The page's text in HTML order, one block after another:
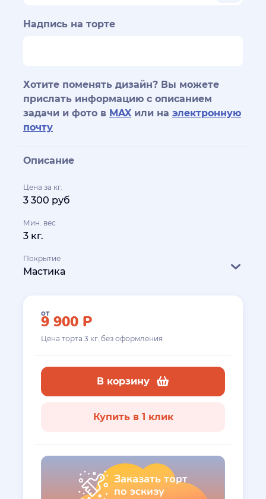
Надпись на торте
Хотите поменять дизайн? Вы можете
прислать информацию с описанием
задачи и фото в MAX или на электронную
почту
Описание
Цена за кг.
3 300 руб
Мин. вес
3 кг.
Покрытие
Мастика
от
9 900 Р
Цена торта 3 кг. без оформления
В корзину
Купить в 1 клик
Заказать торт
по эскизу